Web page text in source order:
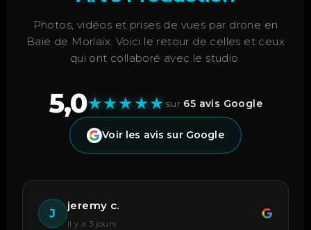
Photos, vidéos et prises de vues par drone en
Baie de Morlaix. Voici le retour de celles et ceux
qui ont collaboré avec le studio.
5,0★★★★★ sur 65 avis Google
Voir les avis sur Google
J
jeremy c.
il y a 3 jours